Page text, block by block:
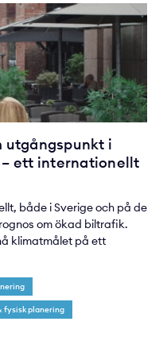
i
ett internationellt
både i Sverige och på de
om ökad biltrafik.
klimatmålet på ett
fysisk planering